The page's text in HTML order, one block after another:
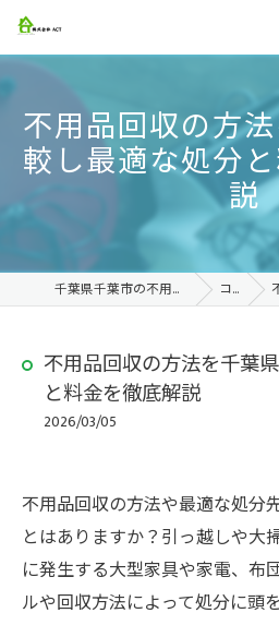
不用品回収の方
較し最適な処分
説
千葉県千葉市の不用品回収なら株式会社ACT コラム
不用品回収の方法を千葉
と料金を徹底解説
2026/03/05
不用品回収の方法や最適な処分
とはありますか？引っ越しや大
に発生する大型家具や家電、布
ルや回収方法によって処分に頭